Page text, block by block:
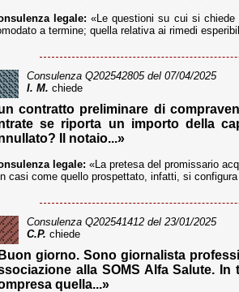
legale: «Le questioni su cui si chiede
a termine; quella relativa ai rimedi
Consulenza Q202542805del 07/04/2025
I. M. chiede
contratto preliminare di
se riporta un importo della
Il notaio...»
legale: «La pretesa del promissario
In casi come quello prospettato, infatti, si
Consulenza Q202541412 del 23/01/2025
C.P. chiede
giorno. Sono giornalista
alla SOMS Alfa Salute.
quella...»